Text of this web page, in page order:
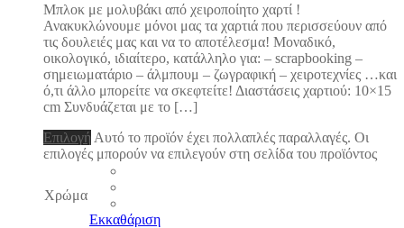
Μπλοκ με μολυβάκι από χειροποίητο χαρτί !
Ανακυκλώνουμε μόνοι μας τα χαρτιά που περισσεύουν από
τις δουλειές μας και να το αποτέλεσμα! Μοναδικό,
οικολογικό, ιδιαίτερο, κατάλληλο για: – scrapbooking –
σημειωματάριο – άλμπουμ – ζωγραφική – χειροτεχνίες …και
ό,τι άλλο μπορείτε να σκεφτείτε! Διαστάσεις χαρτιού: 10×15
cm Συνδυάζεται με το […]
Επιλογή Αυτό το προϊόν έχει πολλαπλές παραλλαγές. Οι
επιλογές μπορούν να επιλεγούν στη σελίδα του προϊόντος
Χρώμα
Εκκαθάριση